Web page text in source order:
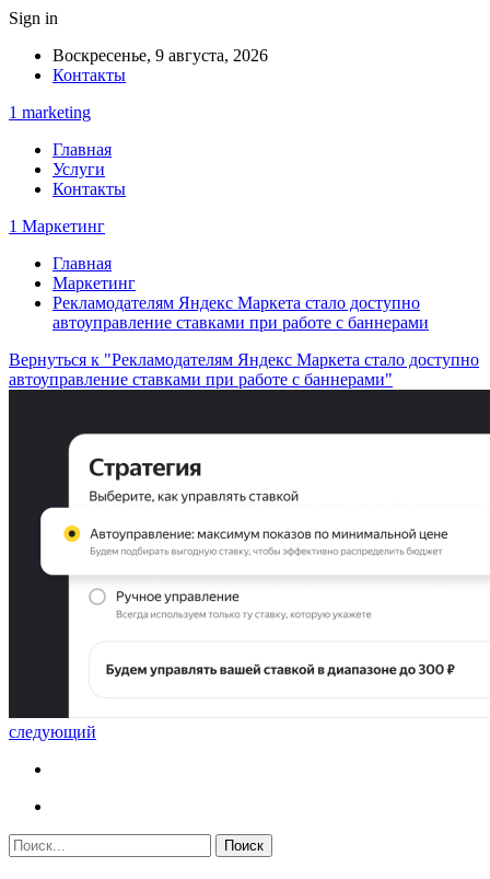
Sign in
Воскресенье, 9 августа, 2026
Контакты
1 marketing
Главная
Услуги
Контакты
1 Маркетинг
Главная
Маркетинг
Рекламодателям Яндекс Маркета стало доступно
автоуправление ставками при работе с баннерами
Вернуться к "Рекламодателям Яндекс Маркета стало доступно
автоуправление ставками при работе с баннерами"
следующий